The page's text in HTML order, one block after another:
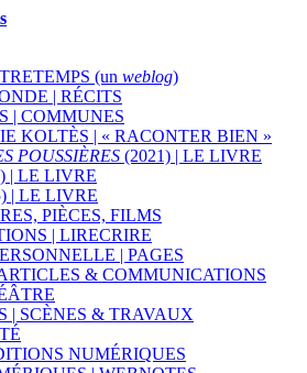
(un weblog)
| RÉCITS
| COMMUNES
KOLTÈS | « RACONTER BIEN »
POUSSIÈRES (2021) | LE LIVRE
| LE LIVRE
| LE LIVRE
PIÈCES, FILMS
| LIRECRIRE
| PAGES
& COMMUNICATIONS
| SCÈNES & TRAVAUX
NUMÉRIQUES